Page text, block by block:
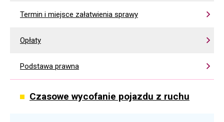
Termin i miejsce załatwienia sprawy
Opłaty
Podstawa prawna
Czasowe wycofanie pojazdu z ruchu